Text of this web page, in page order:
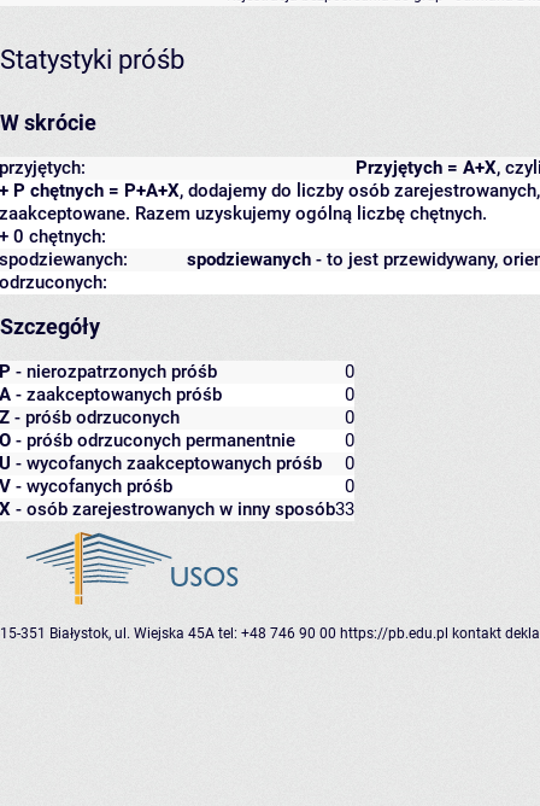
Statystyki próśb
W skrócie
Przyjętych = A+X,
przyjętych:
+ P chętnych = P+A+X, dodajemy do liczby osób
zaakceptowane. Razem uzyskujemy ogólną liczbę chętnych.
+ 0 chętnych:
spodziewanych - to jest przewidywany,
spodziewanych:
odrzuconych:
Szczegóły
P - nierozpatrzonych próśb
0
A - zaakceptowanych próśb
0
Z - próśb odrzuconych
0
O - próśb odrzuconych permanentnie
0
U - wycofanych zaakceptowanych próśb
0
V - wycofanych próśb
0
X - osób zarejestrowanych w inny sposób33
15-351 Białystok, ul. Wiejska 45A tel: +48 746 90 00 https://pb.edu.pl kontakt